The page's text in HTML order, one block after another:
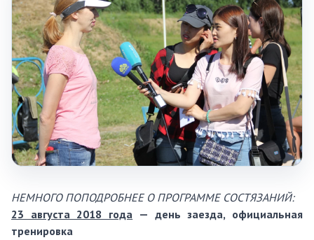
НЕМНОГО ПОПОДРОБНЕЕ О ПРОГРАММЕ СОСТЯЗАНИЙ:
23 августа 2018 года — день заезда, официальная
тренировка